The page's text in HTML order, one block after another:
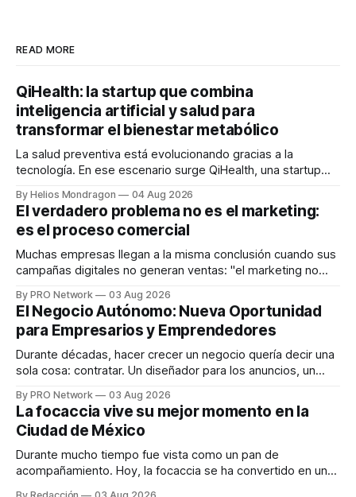
READ MORE
QiHealth: la startup que combina
inteligencia artificial y salud para
transformar el bienestar metabólico
La salud preventiva está evolucionando gracias a la
tecnología. En ese escenario surge QiHealth, una startup
dispositivos inteligentes, inteligencia artificial y monitoreo
en tiempo real para ayudar a las personas a tomar mejores
decisiones sobre su salud metabólica. Su propuesta busca
responder
By Helios Mondragon 04 Aug 2026
El verdadero problema no es el marketing:
es el proceso comercial
Muchas empresas llegan a la misma conclusión cuando sus
campañas digitales no generan ventas: "el marketing no
INTERIUS, el problema suele estar en otro lugar. Durante
una entrevista para el podcast SER PRO, el especialista en
marketing digital explicó que
By PRO Network 03 Aug 2026
El Negocio Autónomo: Nueva Oportunidad
para Empresarios y Emprendedores
Durante décadas, hacer crecer un negocio quería decir una
sola cosa: contratar. Un diseñador para los anuncios, un
para los textos, alguien que supiera de publicidad digital
para encontrar prospectos, un vendedor para atender
llamadas y mensajes, y —con suerte— una persona
By PRO Network 03 Aug 2026
La focaccia vive su mejor momento en la
Ciudad de México
Durante mucho tiempo fue vista como un pan de
acompañamiento. Hoy, la focaccia se ha convertido en uno